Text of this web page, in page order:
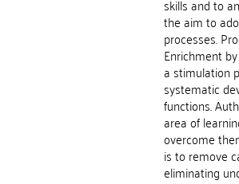
skills and to
the aim to
processes.
Enrichment
a stimulation
systematic
functions.
area of
overcome
is to remove
eliminating